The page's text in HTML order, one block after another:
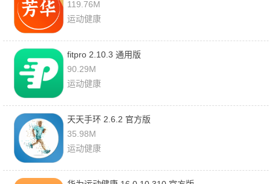
119.76M
运动健康
fitpro 2.10.3 通用版
90.29M
运动健康
天天手环 2.6.2 官方版
35.98M
运动健康